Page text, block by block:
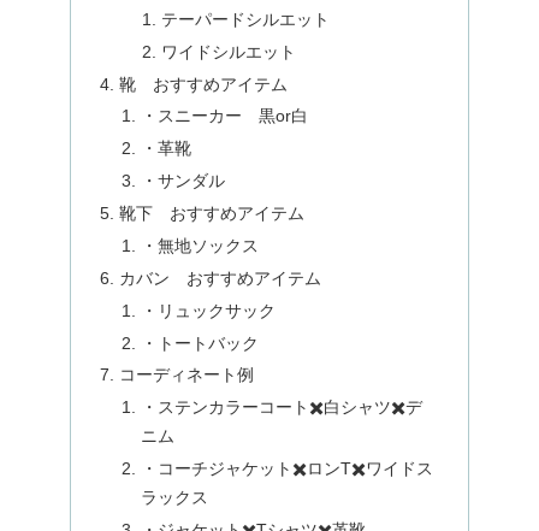
テーパードシルエット
ワイドシルエット
靴 おすすめアイテム
・スニーカー 黒or白
・革靴
・サンダル
靴下 おすすめアイテム
・無地ソックス
カバン おすすめアイテム
・リュックサック
・トートバック
コーディネート例
・ステンカラーコート✖️白シャツ✖️デ
ニム
・コーチジャケット✖️ロンT✖️ワイドス
ラックス